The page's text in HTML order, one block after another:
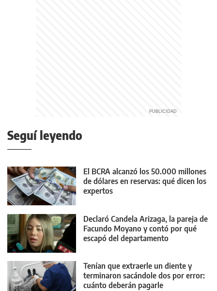
Seguí leyendo
El BCRA alcanzó los 50.000 millones
de dólares en reservas: qué dicen los
expertos
Declaró Candela Arizaga, la pareja de
Facundo Moyano y contó por qué
escapó del departamento
Tenían que extraerle un diente y
terminaron sacándole dos por error:
cuánto deberán pagarle